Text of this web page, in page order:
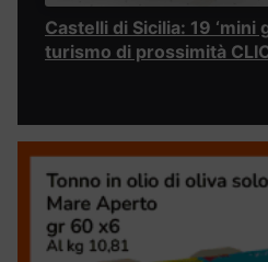
Castelli di Sicilia: 19 ‘mini
turismo di prossimità